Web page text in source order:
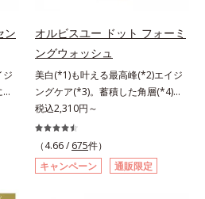
ラ
え
による*6 キメの乱れによる＜使用
量目安＞適量＜使用ステップ＞オル
ビス ザ クレンジング オイル ⇒
洗顔料 ⇒ 化粧水 ⇒ 保湿液
※W洗顔が必要です＜使用方法＞1.
適量（2プッシュ程度）をとり、手
のひら全体にさっと広げます。2.肌
の上で軽くらせんを描くように、メ
イクとよくなじませます。※落ちに
シリーズは美容成分(*7)として
「G.D.F.アクティベーター(*8)」を
配合。そして、従来から配合してい
る美白(*1)有効成分「トラネキサム
酸」を配合しました。さらに、シリ
ーズ共通の美容成分「GLルートブ
ースター(*9)」を配合することで、
肌のふっくら感や透明感を叶えま
す。美白ケアしながら多角的なエイ
ジングケアが叶うシリーズに。3ス
ン
ジ
の
オルビスユー ドット フォーミ
ングウォッシュ
美白(*1)も叶える最高峰(*2)エイジ
ングケア(*3)。蓄積した角層(*4)を
絡めとりくすみ(*5)を晴らす高密着
マイルドピーリング(*6)洗顔料。ハ
リも透明感(*7)も結果主義。年齢サ
イン(*8)の因子に着目した肌科学エ
イジングケア(*3)シリーズ。オルビ
税込2,310円～
（4.66 / 675件）
キャンペーン
通販限定